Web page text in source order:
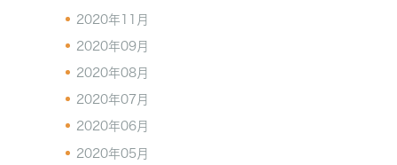
2020年11月
2020年09月
2020年08月
2020年07月
2020年06月
2020年05月